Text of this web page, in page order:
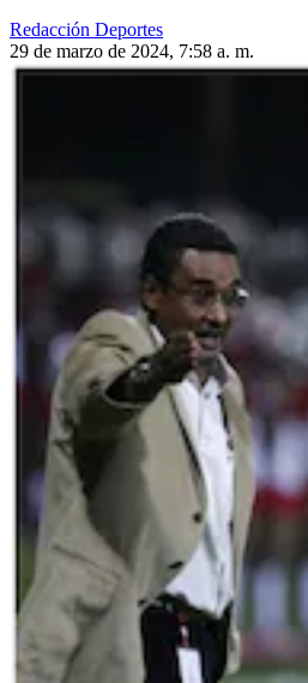
Redacción Deportes
29 de marzo de 2024, 7:58 a. m.